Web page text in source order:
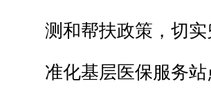
测和帮扶政策，切
准化基层医保服务